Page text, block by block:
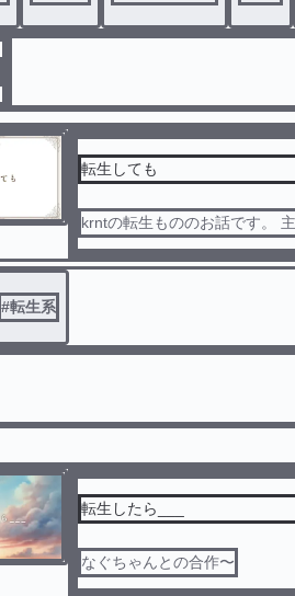
転生しても
krntの転生もののお話です。
#転生系
転生したら___
なぐちゃんとの合作〜